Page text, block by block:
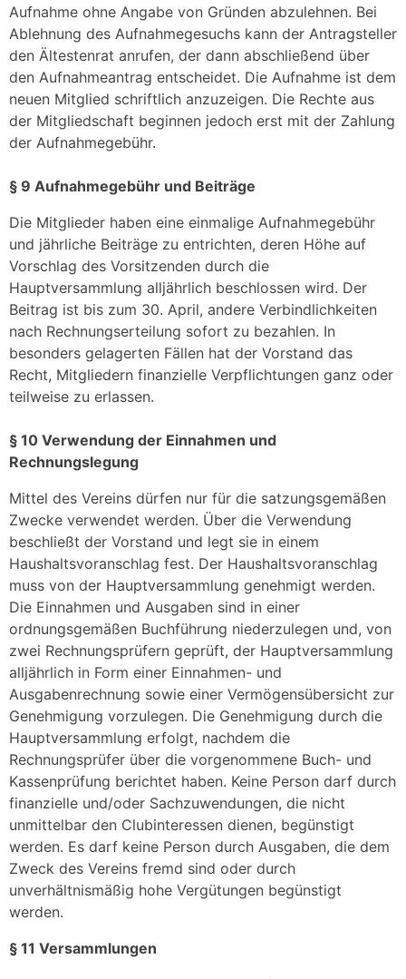
Aufnahme ohne Angabe von Gründen abzulehnen. Bei
Ablehnung des Aufnahmegesuchs kann der Antragsteller
den Ältestenrat anrufen, der dann abschließend über
den Aufnahmeantrag entscheidet. Die Aufnahme ist dem
neuen Mitglied schriftlich anzuzeigen. Die Rechte aus
der Mitgliedschaft beginnen jedoch erst mit der Zahlung
der Aufnahmegebühr.
§ 9 Aufnahmegebühr und Beiträge
Die Mitglieder haben eine einmalige Aufnahmegebühr
und jährliche Beiträge zu entrichten, deren Höhe auf
Vorschlag des Vorsitzenden durch die
Hauptversammlung alljährlich beschlossen wird. Der
Beitrag ist bis zum 30. April, andere Verbindlichkeiten
nach Rechnungserteilung sofort zu bezahlen. In
besonders gelagerten Fällen hat der Vorstand das
Recht, Mitgliedern finanzielle Verpflichtungen ganz oder
teilweise zu erlassen.
§ 10 Verwendung der Einnahmen und
Rechnungslegung
Mittel des Vereins dürfen nur für die satzungsgemäßen
Zwecke verwendet werden. Über die Verwendung
beschließt der Vorstand und legt sie in einem
Haushaltsvoranschlag fest. Der Haushaltsvoranschlag
muss von der Hauptversammlung genehmigt werden.
Die Einnahmen und Ausgaben sind in einer
ordnungsgemäßen Buchführung niederzulegen und, von
zwei Rechnungsprüfern geprüft, der Hauptversammlung
alljährlich in Form einer Einnahmen- und
Ausgabenrechnung sowie einer Vermögensübersicht zur
Genehmigung vorzulegen. Die Genehmigung durch die
Hauptversammlung erfolgt, nachdem die
Rechnungsprüfer über die vorgenommene Buch- und
Kassenprüfung berichtet haben. Keine Person darf durch
finanzielle und/oder Sachzuwendungen, die nicht
unmittelbar den Clubinteressen dienen, begünstigt
werden. Es darf keine Person durch Ausgaben, die dem
Zweck des Vereins fremd sind oder durch
unverhältnismäßig hohe Vergütungen begünstigt
werden.
§ 11 Versammlungen